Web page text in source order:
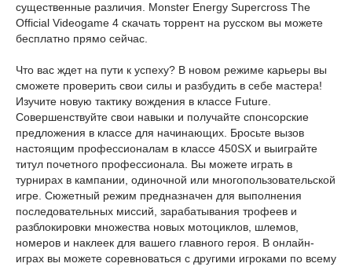
существенные различия. Monster Energy Supercross The
Official Videogame 4 скачать торрент на русском вы можете
бесплатно прямо сейчас.
Что вас ждет на пути к успеху? В новом режиме карьеры вы
сможете проверить свои силы и разбудить в себе мастера!
Изучите новую тактику вождения в классе Future.
Совершенствуйте свои навыки и получайте спонсорские
предложения в классе для начинающих. Бросьте вызов
настоящим профессионалам в классе 450SX и выиграйте
титул почетного профессионала. Вы можете играть в
турнирах в кампании, одиночной или многопользовательской
игре. Сюжетный режим предназначен для выполнения
последовательных миссий, зарабатывания трофеев и
разблокировки множества новых мотоциклов, шлемов,
номеров и наклеек для вашего главного героя. В онлайн-
играх вы можете соревноваться с другими игроками по всему